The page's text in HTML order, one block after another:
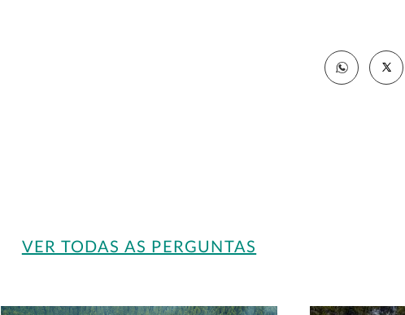
VER TODAS AS PERGUNTAS